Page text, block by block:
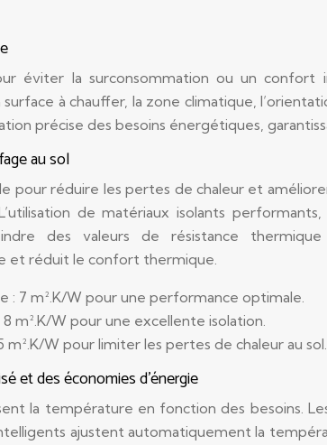
éviter la surconsommation ou un confort
à chauffer, la zone climatique,
précise des besoins énergétiques,
au sol
réduire les pertes de chaleur et
de matériaux isolants
des valeurs de résistance
et réduit le confort thermique.
: 7 m².K/W pour une performance optimale.
m².K/W pour une excellente isolation.
W pour limiter les pertes de chaleur au sol.
et des économies d’énergie
la température en fonction des besoins.
ajustent automatiquement la